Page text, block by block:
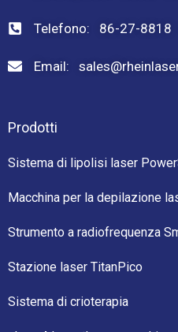
Telefono: 86-27-
Email:
Prodotti
Sistema di lipolisi laser
Macchina per la depilazione
Strumento a radiofrequenza
Stazione laser TitanPico
Sistema di crioterapia